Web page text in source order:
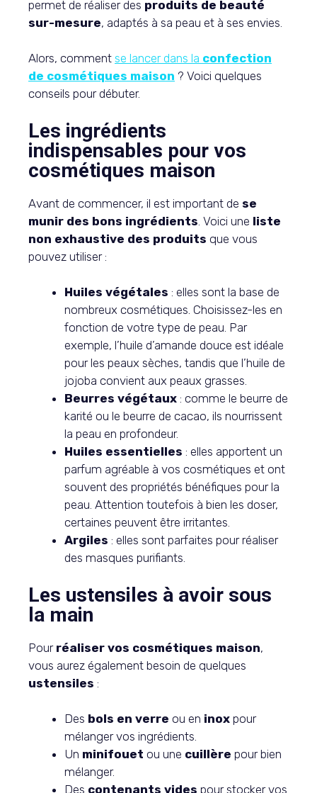
permet de réaliser des produits de beauté
sur-mesure, adaptés à sa peau et à ses envies.
Alors, comment se lancer dans la confection
de cosmétiques maison ? Voici quelques
conseils pour débuter.
Les ingrédients
indispensables pour vos
cosmétiques maison
Avant de commencer, il est important de se
munir des bons ingrédients . Voici une liste
non exhaustive des produits que vous
pouvez utiliser :
Huiles végétales : elles sont la base de
nombreux cosmétiques. Choisissez-les en
fonction de votre type de peau. Par
exemple, l’huile d’amande douce est idéale
pour les peaux sèches, tandis que l’huile de
jojoba convient aux peaux grasses.
Beurres végétaux : comme le beurre de
karité ou le beurre de cacao, ils nourrissent
la peau en profondeur.
Huiles essentielles : elles apportent un
parfum agréable à vos cosmétiques et ont
souvent des propriétés bénéfiques pour la
peau. Attention toutefois à bien les doser,
certaines peuvent être irritantes.
Argiles : elles sont parfaites pour réaliser
des masques purifiants.
Les ustensiles à avoir sous
la main
Pour réaliser vos cosmétiques maison,
vous aurez également besoin de quelques
ustensiles :
Des bols en verre ou en inox pour
mélanger vos ingrédients.
Un minifouet ou une cuillère pour bien
mélanger.
Des contenants vides pour stocker vos